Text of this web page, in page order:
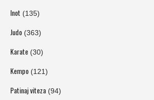
Inot (135)
Judo (363)
Karate (30)
Kempo (121)
Patinaj viteza (94)